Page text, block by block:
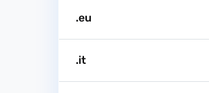
.eu
.it